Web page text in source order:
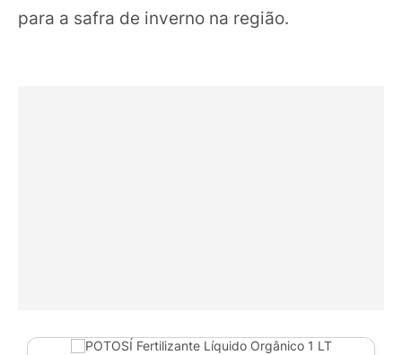
para a safra de inverno na região.